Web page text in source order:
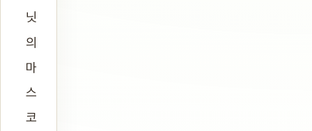
닛
의
마
스
코